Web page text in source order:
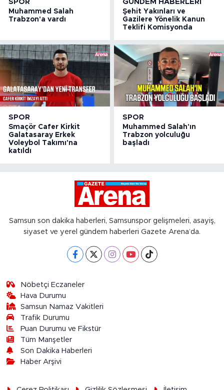
SPOR
Muhammed Salah
Trabzon'a vardı
GÜNDEM HABERLERI
Şehit Yakınları ve
Gazilere Yönelik Kanun
Teklifi Komisyonda
SPOR
Smaçör Cafer Kirkit
Galatasaray Erkek
Voleybol Takımı'na
katıldı
SPOR
Muhammed Salah'ın
Trabzon yolculuğu
başladı
Samsun son dakika haberleri, Samsunspor gelişmeleri, asayiş,
siyaset ve yerel gündem haberleri Gazete Arena’da.
Nöbetçi Eczaneler
Hava Durumu
Samsun Namaz Vakitleri
Trafik Durumu
Puan Durumu ve Fikstür
Tüm Manşetler
Son Dakika Haberleri
Haber Arşivi